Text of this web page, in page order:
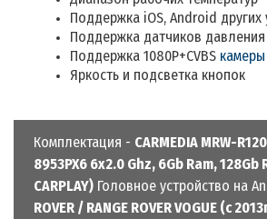
Поддержка iOS, Android других
Поддержка датчиков
Поддержка 1080P+CVBS
Яркость и подсветка кнопок
Комплектация - CARMEDIA MRW-
8953PX6 6x2.0 Ghz, 6Gb Ram, 128Gb
CARPLAY) Головное устройство на
ROVER / RANGE ROVER VOGUE (с